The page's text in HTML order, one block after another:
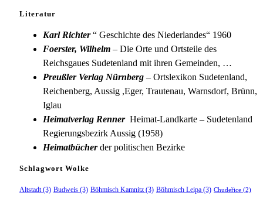
Literatur
Karl Richter“ Geschichte des Niederlandes“ 1960
Foerster, Wilhelm – Die Orte und Ortsteile des
Reichsgaues Sudetenland mit ihren Gemeinden, …
Preußler Verlag Nürnberg – Ortslexikon Sudetenland,
Reichenberg, Aussig ,Eger, Trautenau, Warnsdorf, Brünn,
Iglau
Heimatverlag Renner Heimat-Landkarte – Sudetenland
Regierungsbezirk Aussig (1958)
Heimatbücherder politischen Bezirke
Schlagwort Wolke
Altstadt(3) Budweis (3) Böhmisch Kamnitz (3) Böhmisch Leipa (3) Chudeřice (2)